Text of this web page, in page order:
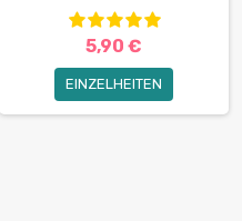
5,90 €
EINZELHEITEN